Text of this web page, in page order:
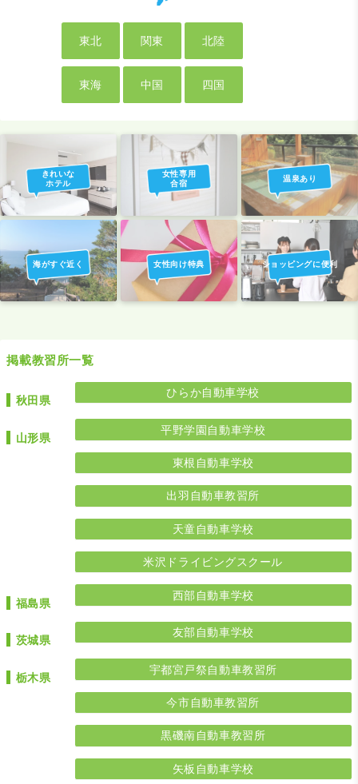
東北 関東 北陸
東海 中国 四国
きれいな
ホテル
女性専用
合宿
温泉あり
海がすぐ近く 女性向け特典 ショッピングに便利
掲載教習所一覧
秋田県
ひらか自動車学校
山形県
平野学園自動車学校
東根自動車学校
出羽自動車教習所
天童自動車学校
米沢ドライビングスクール
福島県
西部自動車学校
茨城県
友部自動車学校
栃木県
宇都宮戸祭自動車教習所
今市自動車教習所
黒磯南自動車教習所
矢板自動車学校